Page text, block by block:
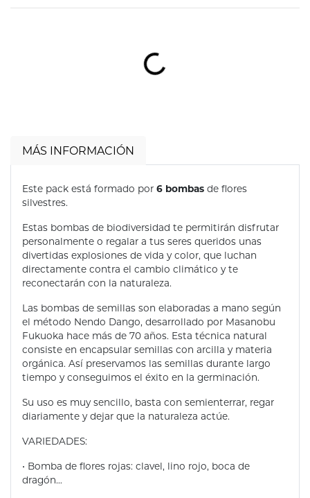
Cargando...
MÁS INFORMACIÓN
Este pack está formado por 6 bombas de flores
silvestres.
Estas bombas de biodiversidad te permitirán disfrutar
personalmente o regalar a tus seres queridos unas
divertidas explosiones de vida y color, que luchan
directamente contra el cambio climático y te
reconectarán con la naturaleza.
Las bombas de semillas son elaboradas a mano según
el método Nendo Dango, desarrollado por Masanobu
Fukuoka hace más de 70 años. Esta técnica natural
consiste en encapsular semillas con arcilla y materia
orgánica. Así preservamos las semillas durante largo
tiempo y conseguimos el éxito en la germinación.
Su uso es muy sencillo, basta con semienterrar, regar
diariamente y dejar que la naturaleza actúe.
VARIEDADES:
• Bomba de flores rojas: clavel, lino rojo, boca de
dragón…